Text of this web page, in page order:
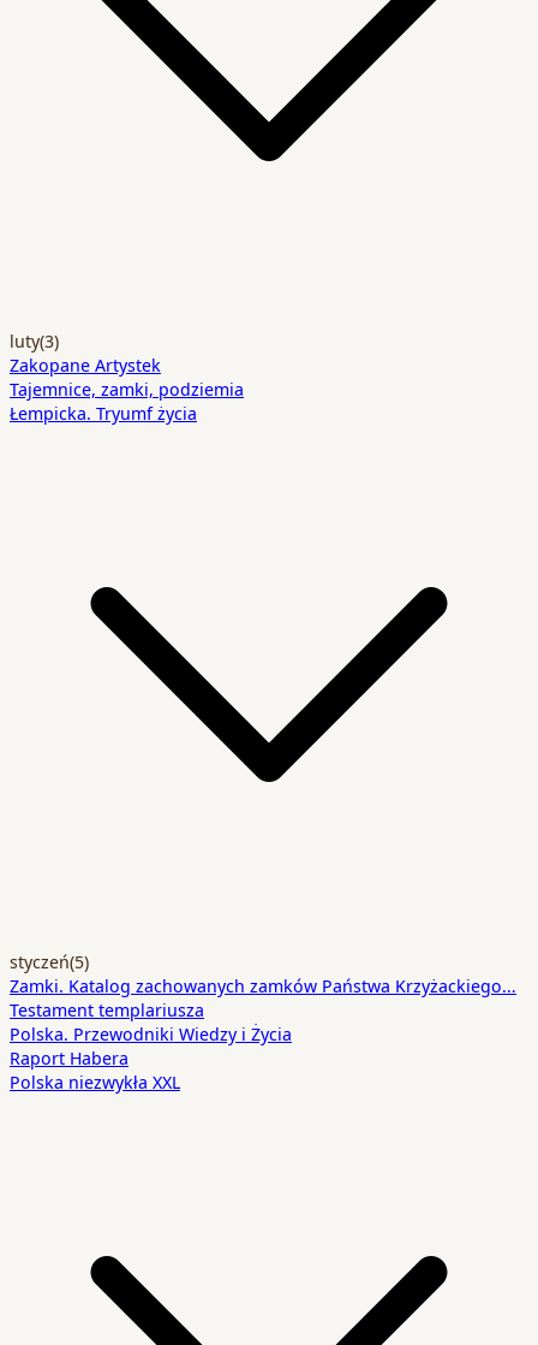
luty(3)
Zakopane Artystek
Tajemnice, zamki, podziemia
Łempicka. Tryumf życia
styczeń(5)
Zamki. Katalog zachowanych zamków Państwa Krzyżackiego…
Testament templariusza
Polska. Przewodniki Wiedzy i Życia
Raport Habera
Polska niezwykła XXL